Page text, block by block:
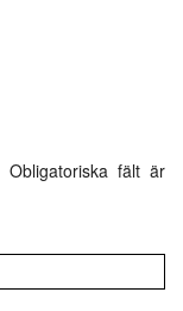
Obligatoriska fält är